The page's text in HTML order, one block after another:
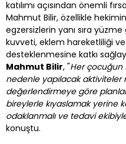
katılımı açısından önemli
Mahmut Bilir, özellikle
egzersizlerin yanı sıra
kuvveti, eklem hareketliliği
desteklenmesine katkı
Mahmut Bilir, "Her çocuğun
nedenle yapılacak aktiviteler
değerlendirmeye göre
bireylerle kıyaslamak yerine
odaklanmalı ve tedavi
konuştu.